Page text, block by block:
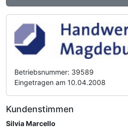
Betriebsnummer: 39589
Eingetragen am 10.04.2008
Kundenstimmen
Silvia Marcello